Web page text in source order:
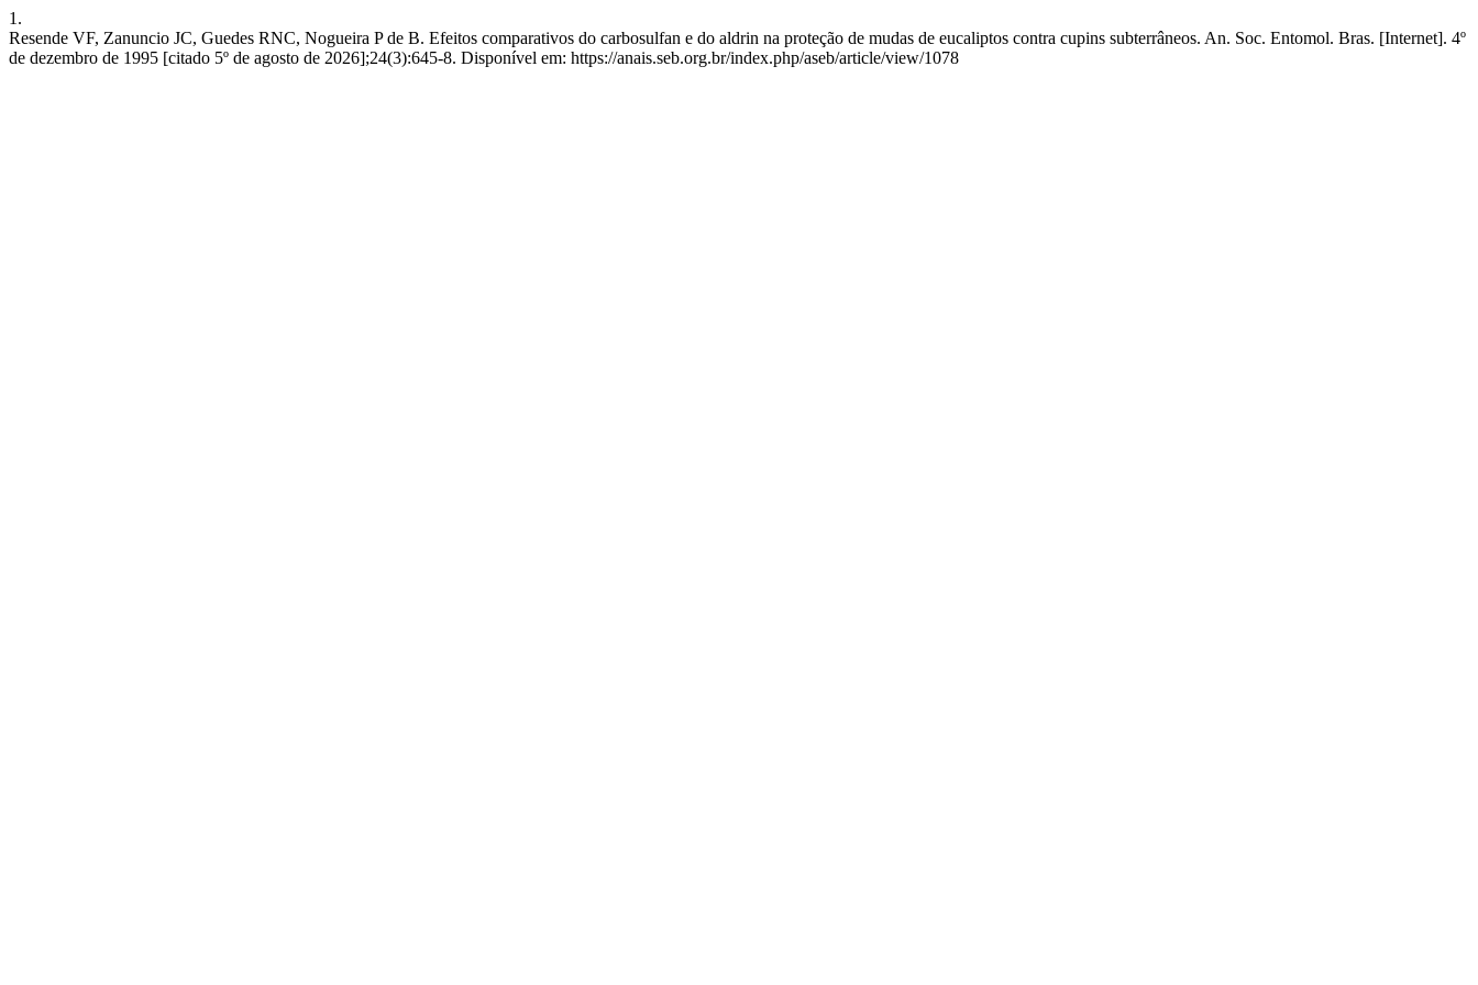
1.
Resende VF, Zanuncio JC, Guedes RNC, Nogueira P de B. Efeitos comparativos do carbosulfan e do aldrin na proteção de mudas de eucaliptos contra cupins subterrâneos. An. Soc. Entomol. Bras. [Internet]. 4º
de dezembro de 1995 [citado 5º de agosto de 2026];24(3):645-8. Disponível em: https://anais.seb.org.br/index.php/aseb/article/view/1078